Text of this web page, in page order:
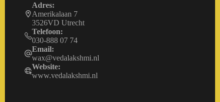
Adres:
Amerikalaan 7
3526VD Utrecht
Telefoon:
030-888 07 74
Email:
wax@vedalakshmi.nl
Website:
www.vedalakshmi.nl